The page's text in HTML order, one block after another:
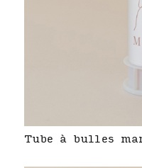
Tube à bulles